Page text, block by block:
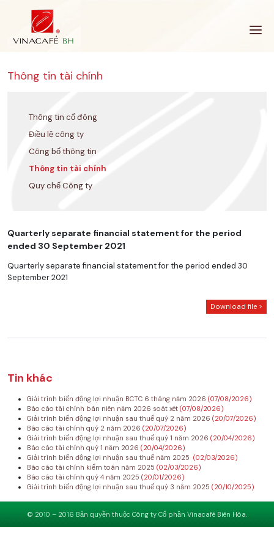
Thông tin tài chính
Thông tin cổ đông
Điều lệ công ty
Công bố thông tin
Thông tin tài chính
Quy chế Công ty
Quarterly separate financial statement for the period
ended 30 September 2021
Quarterly separate financial statement for the period ended 30
September 2021
Download file >
Tin khác
Giải trình biến động lợi nhuận BCTC 6 tháng năm 2026 (07/08/2026)
Báo cáo tài chính bán niên năm 2026 soát xét (07/08/2026)
Giải trình biến động lợi nhuận sau thuế quý 2 năm 2026 (20/07/2026)
Báo cáo tài chính quý 2 năm 2026 (20/07/2026)
Giải trình biến động lợi nhuận sau thuế quý 1 năm 2026 (20/04/2026)
Báo cáo tài chính quý 1 năm 2026 (20/04/2026)
Giải trình biến động lợi nhuận sau thuế năm 2025 (02/03/2026)
Báo cáo tài chính kiểm toán năm 2025 (02/03/2026)
Báo cáo tài chính quý 4 năm 2025 (20/01/2026)
Giải trình biến động lợi nhuận sau thuế quý 3 năm 2025 (20/10/2025)
© 2010 – 2016 Bản quyền thuộc Công ty Cổ phần Vinacafé Biên Hòa.